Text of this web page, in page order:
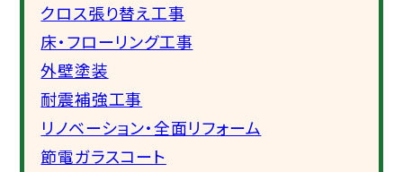
クロス張り替え工事
床・フローリング工事
外壁塗装
耐震補強工事
リノベーション・全面リフォーム
節電ガラスコート